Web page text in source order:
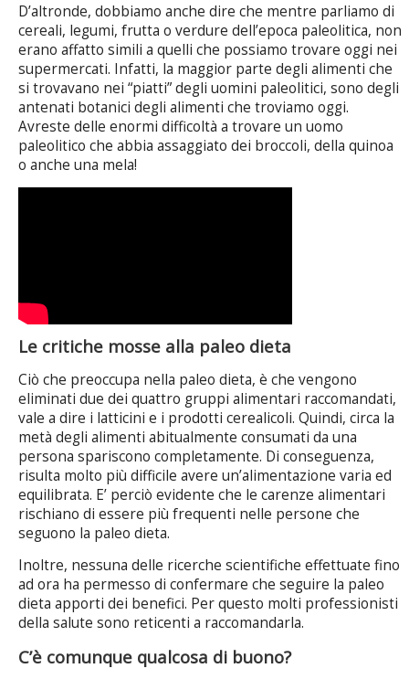
D’altronde, dobbiamo anche dire che mentre parliamo di
cereali, legumi, frutta o verdure dell’epoca paleolitica, non
erano affatto simili a quelli che possiamo trovare oggi nei
supermercati. Infatti, la maggior parte degli alimenti che
si trovavano nei “piatti” degli uomini paleolitici, sono degli
antenati botanici degli alimenti che troviamo oggi.
Avreste delle enormi difficoltà a trovare un uomo
paleolitico che abbia assaggiato dei broccoli, della quinoa
o anche una mela!
Le critiche mosse alla paleo dieta
Ciò che preoccupa nella paleo dieta, è che vengono
eliminati due dei quattro gruppi alimentari raccomandati,
vale a dire i latticini e i prodotti cerealicoli. Quindi, circa la
metà degli alimenti abitualmente consumati da una
persona spariscono completamente. Di conseguenza,
risulta molto più difficile avere un’alimentazione varia ed
equilibrata. E’ perciò evidente che le carenze alimentari
rischiano di essere più frequenti nelle persone che
seguono la paleo dieta.
Inoltre, nessuna delle ricerche scientifiche effettuate fino
ad ora ha permesso di confermare che seguire la paleo
dieta apporti dei benefici. Per questo molti professionisti
della salute sono reticenti a raccomandarla.
C’è comunque qualcosa di buono?